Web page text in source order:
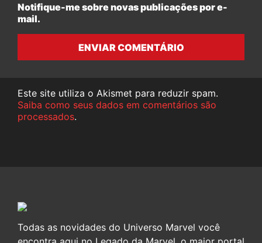
Notifique-me sobre novas publicações por e-
mail.
ENVIAR COMENTÁRIO
Este site utiliza o Akismet para reduzir spam.
Saiba como seus dados em comentários são
processados.
Todas as novidades do Universo Marvel você